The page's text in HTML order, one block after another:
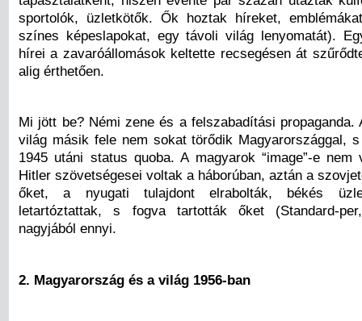
sportolók, üzletkötők. Ők hoztak híreket,
színes képeslapokat, egy távoli világ lenyomatát).
hírei a zavaróállomások keltette recsegésen át
alig érthetően.
Mi jött be? Némi zene és a felszabadítási propaganda.
világ másik fele nem sokat törődik Magyarországgal,
1945 utáni status quoba. A magyarok “image”-e
Hitler szövetségesei voltak a háborúban, aztán a
őket, a nyugati tulajdont elrabolták, békés
letartóztattak, s fogva tartották őket (Standard-
nagyjából ennyi.
2. Magyarország és a világ 1956-ban